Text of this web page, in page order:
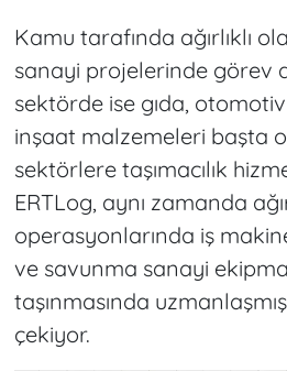
Kamu tarafında ağırlıklı
sanayi projelerinde görev
sektörde ise gıda,
inşaat malzemeleri başta
sektörlere taşımacılık
ERTLog, aynı zamanda
operasyonlarında iş
ve savunma sanayi
taşınmasında
çekiyor.